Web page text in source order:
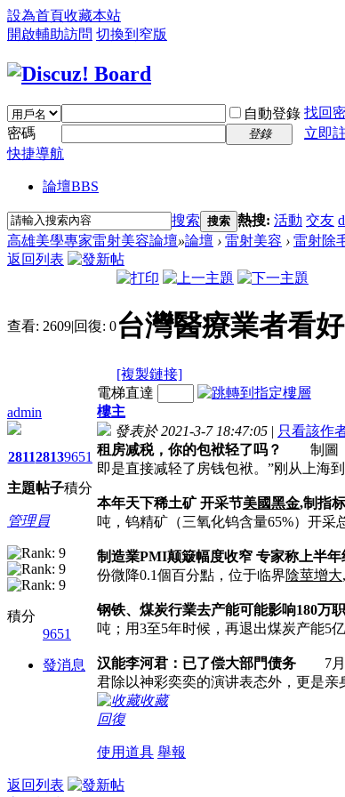
設為首頁收藏本站
開啟輔助訪問 切換到窄版
自動登錄 找回
密碼
登錄
立即
快捷導航
論壇BBS
搜索 搜索 熱搜: 活動 交友
高雄美學專家雷射美容論壇»論壇 › 雷射美容 › 雷射除
返回列表
查看: 2609|回復: 0台灣醫療業者看
[複製鏈接]
admin
2811
主題
2813
帖子
9651
積分
管理員
積分
9651
發消息
電梯直達
樓主
發表於 2021-3-7 18:47:05 | 只看該作
租房减税，你的包袱轻了吗？
制圖
即是直接减轻了房钱包袱。”刚从上海
本年天下稀土矿 开采节美國黑金,制指
吨，钨精矿（三氧化钨含量65%）开
制造業PMI颠簸幅度收窄 专家称上半
份微降0.1個百分點，位于临界陰莖增大
钢铁、煤炭行業去产能可能影响180万
吨；用3至5年时候，再退出煤炭产能5
汉能李河君：已了偿大部門债务 7月2
君除以神彩奕奕的演讲表态外，更是
收藏
回復
使用道具 舉報
返回列表